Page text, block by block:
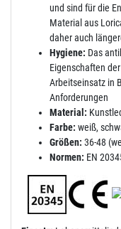
und sind für die
Material aus
daher auch
Hygiene: Das
Eigenschaften
Arbeitseinsatz in
Anforderungen
Material:
Farbe: weiß,
Größen: 36-48
Normen: EN